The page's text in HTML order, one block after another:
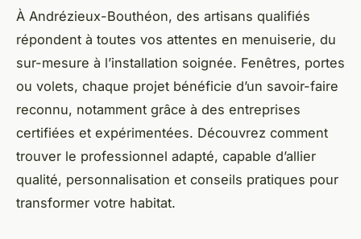
À Andrézieux-Bouthéon, des artisans qualifiés
répondent à toutes vos attentes en menuiserie, du
sur-mesure à l’installation soignée. Fenêtres, portes
ou volets, chaque projet bénéficie d’un savoir-faire
reconnu, notamment grâce à des entreprises
certifiées et expérimentées. Découvrez comment
trouver le professionnel adapté, capable d’allier
qualité, personnalisation et conseils pratiques pour
transformer votre habitat.